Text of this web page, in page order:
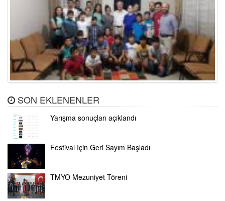
SON EKLENENLER
Yarışma sonuçları açıklandı
Festival İçin Geri Sayım Başladı
TMYO Mezuniyet Töreni